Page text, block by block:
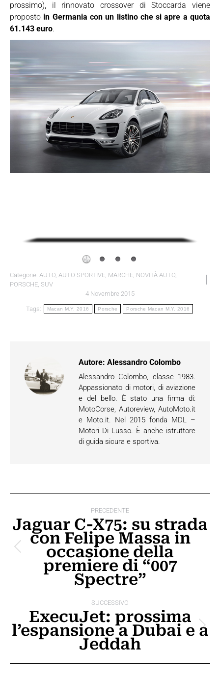
prossimo), il rinnovato crossover di Stoccarda viene
proposto in Germania con un listino che si apre a quota
61.143 euro.
Categorie: AUTO, AUTO SPORTIVE, MARCHE, NOVITÀ AUTO,
PORSCHE, SUV
4 Novembre 2015
Tags: Macan M.Y. 2016 Porsche Porsche Macan M.Y. 2016
Autore: Alessandro Colombo
Alessandro Colombo, classe 1983.
Appassionato di motori, di aviazione
e del bello. È stato una firma di:
MotoCorse, Autoreview, AutoMoto.it
e Moto.it. Nel 2015 fonda MDL –
Motori Di Lusso. È anche istruttore
di guida sicura e sportiva.
tra
post
PRECEDENTE
Post
precedente:
Jaguar C-X75: su strada
con Felipe Massa in
occasione della
premiere di “007
Spectre”
SUCCESSIVO
Prossimo
post:
ExecuJet: prossima
l’espansione a Dubai e a
Jeddah